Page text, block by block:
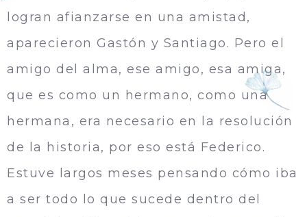
logran afianzarse en una amistad,
aparecieron Gastón y Santiago. Pero el
amigo del alma, ese amigo, esa amiga,
que es como un hermano, como una
hermana, era necesario en la resolución
de la historia, por eso está Federico.
Estuve largos meses pensando cómo iba
a ser todo lo que sucede dentro del